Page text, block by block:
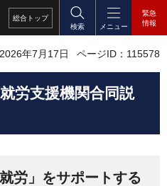
総合 トップ
検索
メニュー
緊急
情報
年7月17日 ページID：115578
労支援機関合同説
労」をサポートする